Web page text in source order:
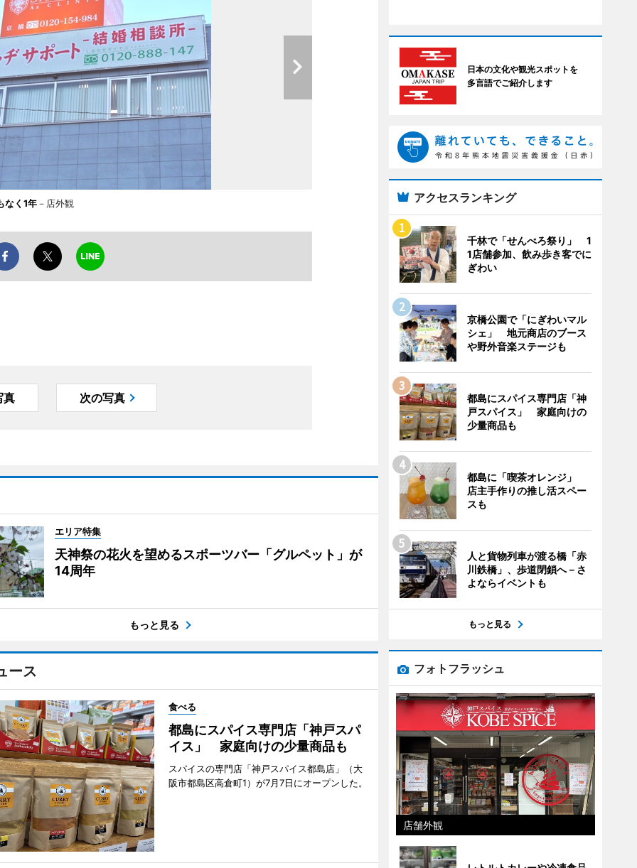
なく1年－店外観
真 次の写真
エリア特集
天神祭の花火を望めるスポーツバー「グルペット」が
14周年
もっと見る
ース
食べる
都島にスパイス専門店「神戸スパ
イス」 家庭向けの少量商品も
スパイスの専門店「神戸スパイス都島店」（大
阪市都島区高倉町1）が7月7日にオープンした。
日本の文化や観光スポットを
多言語でご紹介します
アクセスランキング
千林で「せんべろ祭り」 1
1店舗参加、飲み歩き客でに
ぎわい
京橋公園で「にぎわいマル
シェ」 地元商店のブース
や野外音楽ステージも
都島にスパイス専門店「神
戸スパイス」 家庭向けの
少量商品も
都島に「喫茶オレンジ」
店主手作りの推し活スペー
スも
人と貨物列車が渡る橋「赤
川鉄橋」、歩道閉鎖へ－さ
よならイベントも
もっと見る
フォトフラッシュ
店舗外観